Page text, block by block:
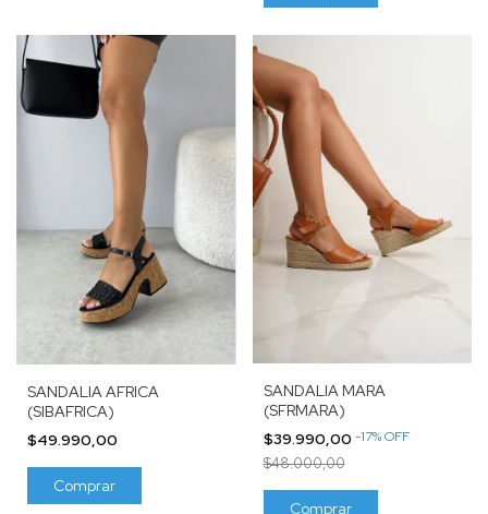
SANDALIA AFRICA
(SIBAFRICA)
$49.990,00
Comprar
SANDALIA MARA
(SFRMARA)
$39.990,00 -17%OFF
$48.000,00
Comprar